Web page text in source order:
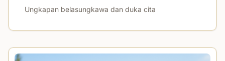
Ungkapan belasungkawa dan duka cita